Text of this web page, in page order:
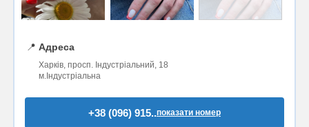
📍 Адреса
Харків, просп. Iндустрiальний, 18
м.Індустріальна
+38 (096) 915..показати номер